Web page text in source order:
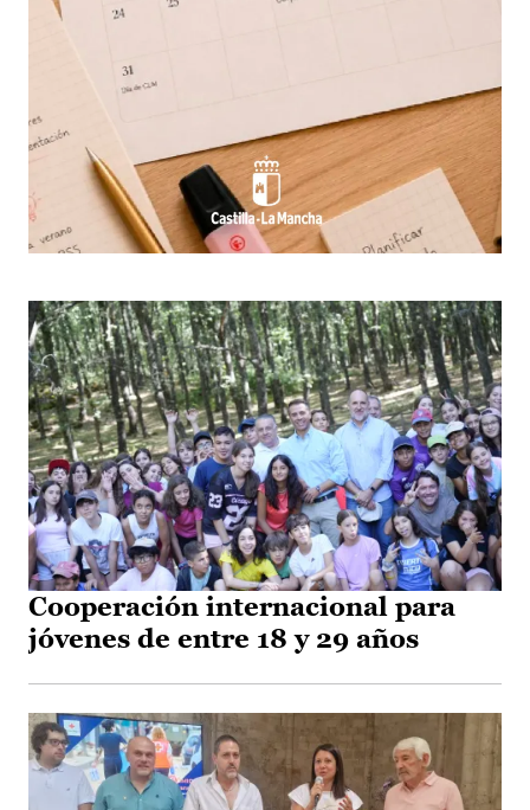
Cooperación internacional para
jóvenes de entre 18 y 29 años